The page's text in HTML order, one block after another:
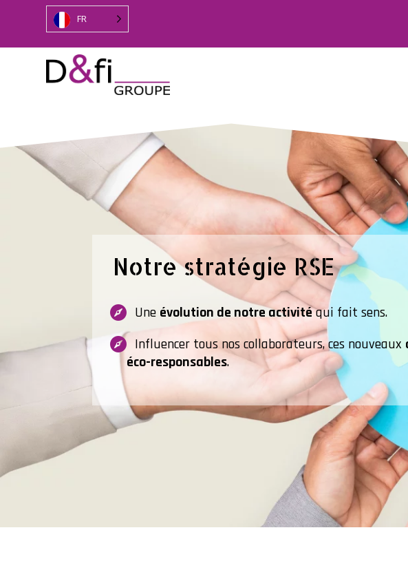
FR
Notre stratégie RSE
Une évolution de notre activitéqui fait sens.
Influencer tous nos collaborateurs, ces nouveaux
éco-responsables.